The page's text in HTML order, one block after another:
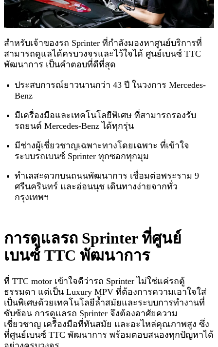
สำหรับเจ้าของรถ Sprinter ที่กำลังมองหาศูนย์บริการที่
สามารถดูแลได้ครบวงจรและไว้ใจได้ ศูนย์เบนซ์ TTC
พัฒนาการ เป็นคำตอบที่ดีที่สุด
ประสบการณ์ยาวนานกว่า 43 ปี ในวงการ Mercedes-
Benz
มีเครื่องมือและเทคโนโลยีพิเศษ ที่สามารถรองรับ
รถยนต์ Mercedes-Benz ได้ทุกรุ่น
มีช่างผู้เชี่ยวชาญเฉพาะทางโดยเฉพาะ ที่เข้าใจ
ระบบรถเบนซ์ Sprinter ทุกซอกทุกมุม
ทำเลสะดวกบนถนนพัฒนาการ เชื่อมต่อพระราม 9
ศรีนครินทร์ และอ่อนนุช เดินทางง่ายจากทั่ว
กรุงเทพฯ
การดูแลรถ Sprinter ที่ศูนย์
เบนซ์ TTC พัฒนาการ
ที่ TTC motor เข้าใจดีว่ารถ Sprinter ไม่ใช่แค่รถตู้
ธรรมดา แต่เป็น Luxury MPV ที่ต้องการความเอาใจใส่
เป็นพิเศษด้วยเทคโนโลยีล้ำสมัยและระบบการทำงานที่
ซับซ้อน การดูแลรถ Sprinter จึงต้องอาศัยความ
เชี่ยวชาญ เครื่องมือที่ทันสมัย และอะไหล่คุณภาพสูง ซึ่ง
ที่ศูนย์เบนซ์ TTC พัฒนาการ พร้อมตอบสนองทุกปัญหาได้